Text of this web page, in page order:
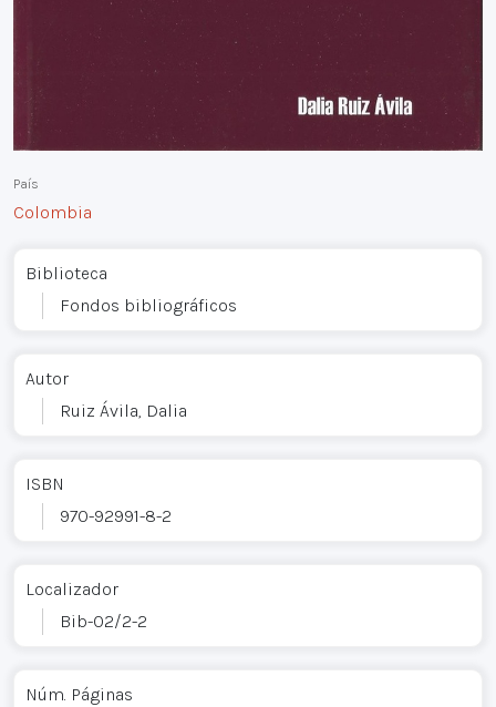
País
Colombia
Biblioteca
Fondos bibliográficos
Autor
Ruiz Ávila, Dalia
ISBN
970-92991-8-2
Localizador
Bib-02/2-2
Núm. Páginas